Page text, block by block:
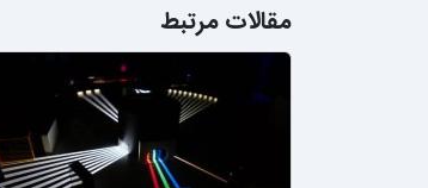
مقالات مرتبط